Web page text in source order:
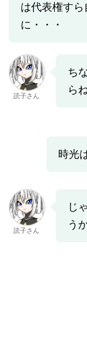
は代表権す
に・・・
読子さん
ち
ら
時光
読子さん
じ
う